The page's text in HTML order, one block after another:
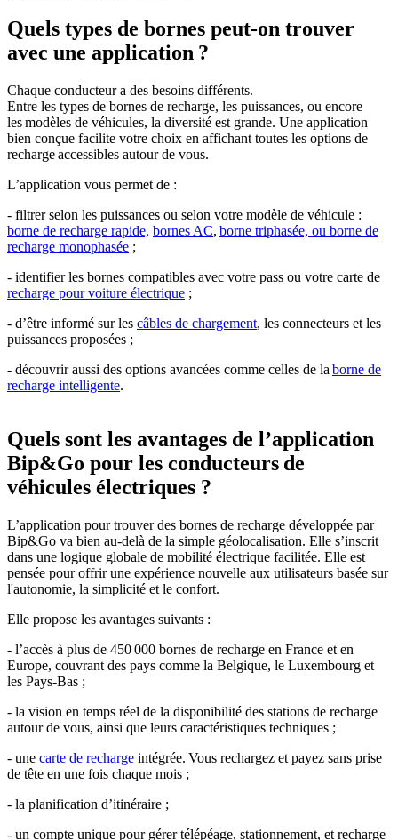
Quels types de bornes peut-on trouver
avec une application ?
Chaque conducteur a des besoins différents.
Entre les types de bornes de recharge, les puissances, ou encore
les modèles de véhicules, la diversité est grande. Une application
bien conçue facilite votre choix en affichant toutes les options de
recharge accessibles autour de vous.
L’application vous permet de :
- filtrer selon les puissances ou selon votre modèle de véhicule :
borne de recharge rapide, bornes AC, borne triphasée, ou borne de
recharge monophasée ;
- identifier les bornes compatibles avec votre pass ou votre carte de
recharge pour voiture électrique ;
- d’être informé sur les câbles de chargement, les connecteurs et les
puissances proposées ;
- découvrir aussi des options avancées comme celles de la borne de
recharge intelligente.
Quels sont les avantages de l’application
Bip&Go pour les conducteurs de
véhicules électriques ?
L’application pour trouver des bornes de recharge développée par
Bip&Go va bien au-delà de la simple géolocalisation. Elle s’inscrit
dans une logique globale de mobilité électrique facilitée. Elle est
pensée pour offrir une expérience nouvelle aux utilisateurs basée sur
l'autonomie, la simplicité et le confort.
Elle propose les avantages suivants :
- l’accès à plus de 450 000 bornes de recharge en France et en
Europe, couvrant des pays comme la Belgique, le Luxembourg et
les Pays-Bas ;
- la vision en temps réel de la disponibilité des stations de recharge
autour de vous, ainsi que leurs caractéristiques techniques ;
- une carte de recharge intégrée. Vous rechargez et payez sans prise
de tête en une fois chaque mois ;
- la planification d’itinéraire ;
- un compte unique pour gérer télépéage, stationnement, et recharge